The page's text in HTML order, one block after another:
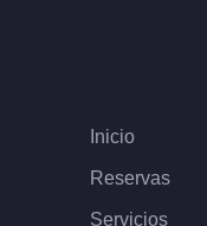
Inicio
Reservas
Servicios